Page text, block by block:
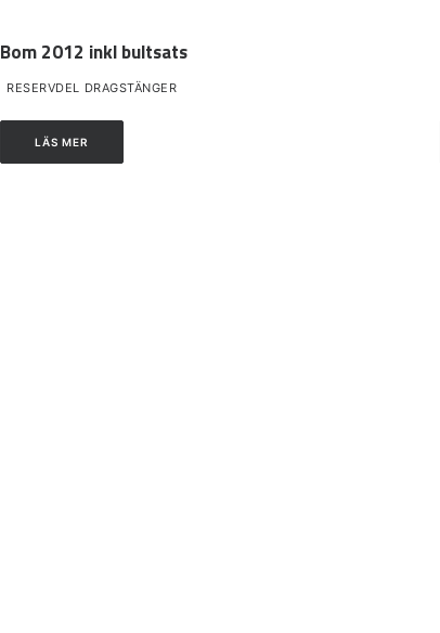
Bom 2012 inkl bultsats
RESERVDEL DRAGSTÄNGER
LÄS MER